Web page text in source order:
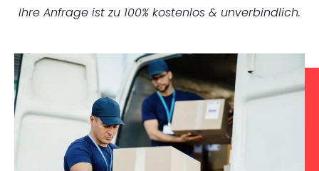
Ihre Anfrage ist zu 100% kostenlos & unverbindlich.